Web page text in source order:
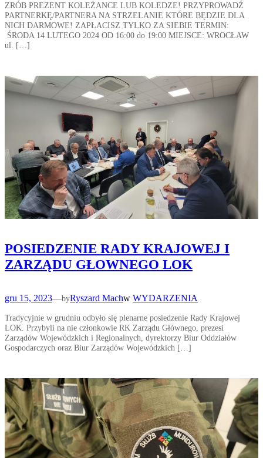
ZRÓB PREZENT KOLEŻANCE LUB KOLEDZE! PRZYPROWADŹ
PARTNERKĘ/PARTNERA NA STRZELANIE KTÓRE BĘDZIE DLA
NICH DARMOWE! ZAPŁACISZ TYLKO ZA SIEBIE TERMIN:
ŚRODA 14 LUTEGO 2024 OD 16:00 do 19:00 MIEJSCE: WROCŁAW
ul. […]
POSIEDZENIE RADY KRAJOWEJ I
ZARZĄDU GŁOWNEGO LOK
gru 15, 2023—byRyszard Machw WYDARZENIA
Tradycyjnie w grudniu odbyło się plenarne posiedzenie Rady Krajowej
LOK. Przybyli na nie członkowie RK Zarządu Głównego, prezesi
Zarządów Wojewódzkich i Regionalnych, dyrektorzy Biur Oddziałów
Gospodarczych oraz Biur Zarządów Wojewódzkich […]